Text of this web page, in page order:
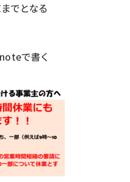
でとなる
noteで書く